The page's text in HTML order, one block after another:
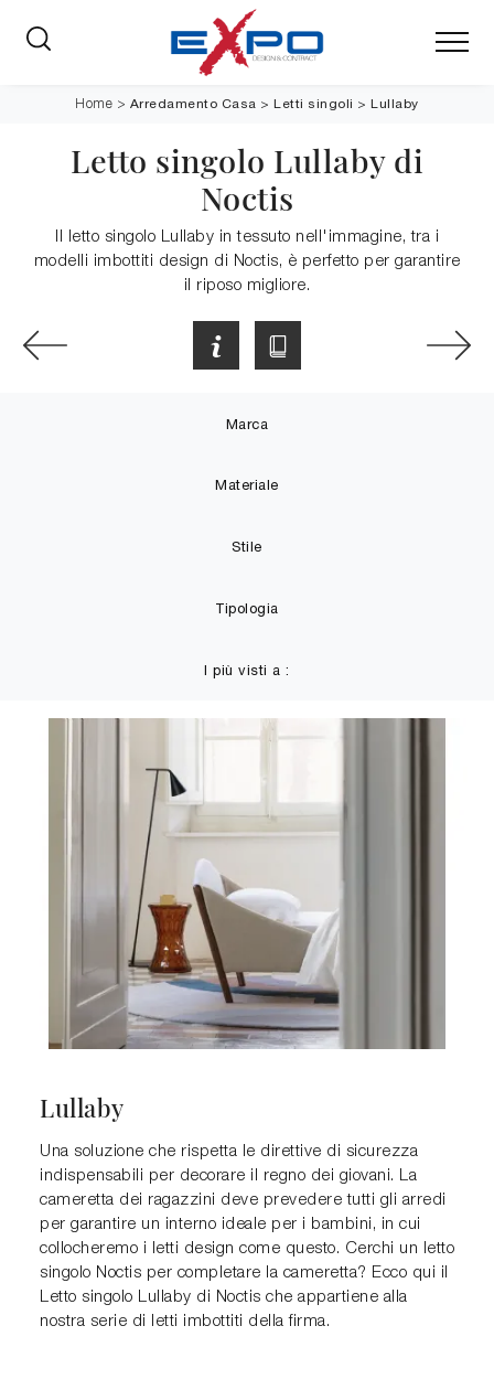
Home > Arredamento Casa >Letti singoli >Lullaby
Letto singolo Lullaby di
Noctis
Il letto singolo Lullaby in tessuto nell'immagine, tra i
modelli imbottiti design di Noctis, è perfetto per garantire
il riposo migliore.
Marca
Materiale
Stile
Tipologia
I più visti a :
Lullaby
Una soluzione che rispetta le direttive di sicurezza
indispensabili per decorare il regno dei giovani. La
cameretta dei ragazzini deve prevedere tutti gli arredi
per garantire un interno ideale per i bambini, in cui
collocheremo i letti design come questo. Cerchi un letto
singolo Noctis per completare la cameretta? Ecco qui il
Letto singolo Lullaby di Noctis che appartiene alla
nostra serie di letti imbottiti della firma.